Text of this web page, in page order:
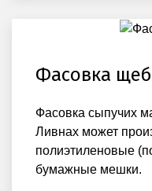
Фасовка
Фасовка сыпучих
Ливнах может
полиэтиленовые
бумажные мешки.